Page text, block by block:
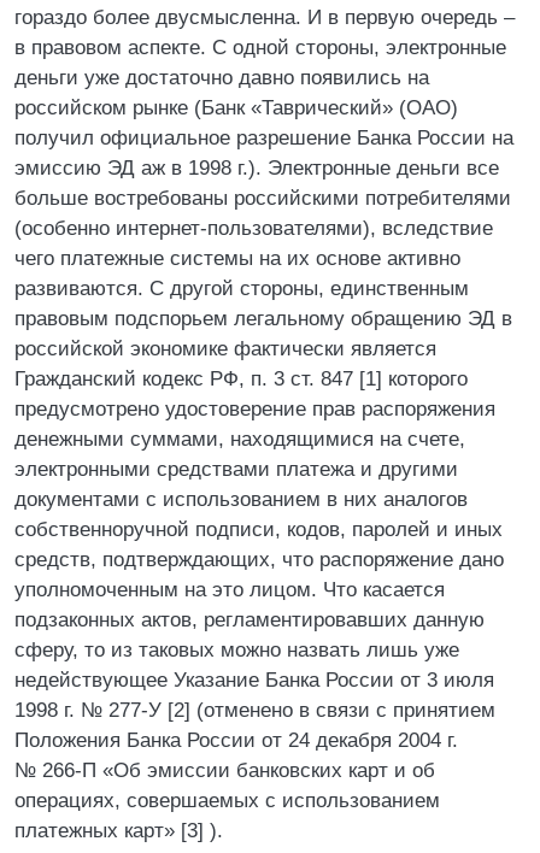
гораздо более двусмысленна. И в первую очередь –
в правовом аспекте. С одной стороны, электронные
деньги уже достаточно давно появились на
российском рынке (Банк «Таврический» (ОАО)
получил официальное разрешение Банка России на
эмиссию ЭД аж в 1998 г.). Электронные деньги все
больше востребованы российскими потребителями
(особенно интернет-пользователями), вследствие
чего платежные системы на их основе активно
развиваются. С другой стороны, единственным
правовым подспорьем легальному обращению ЭД в
российской экономике фактически является
Гражданский кодекс РФ, п. 3 ст. 847 [1] которого
предусмотрено удостоверение прав распоряжения
денежными суммами, находящимися на счете,
электронными средствами платежа и другими
документами с использованием в них аналогов
собственноручной подписи, кодов, паролей и иных
средств, подтверждающих, что распоряжение дано
уполномоченным на это лицом. Что касается
подзаконных актов, регламентировавших данную
сферу, то из таковых можно назвать лишь уже
недействующее Указание Банка России от 3 июля
1998 г. № 277-У [2] (отменено в связи с принятием
Положения Банка России от 24 декабря 2004 г.
№ 266-П «Об эмиссии банковских карт и об
операциях, совершаемых с использованием
платежных карт» [3] ).